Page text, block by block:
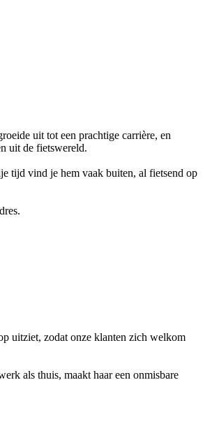
uit tot een prachtige carrière, en
uit de fietswereld.
tijd vind je hem vaak buiten, al fietsend op
uitziet, zodat onze klanten zich welkom
als thuis, maakt haar een onmisbare